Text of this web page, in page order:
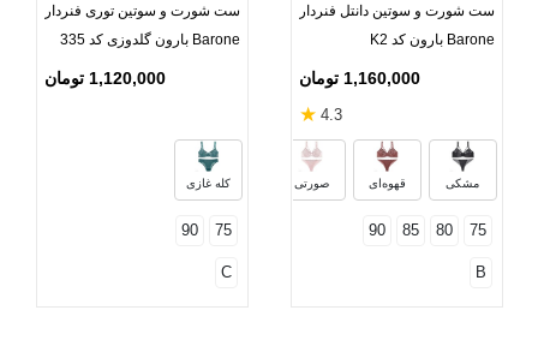
ست شورت و سوتین دانتل فنردار
Barone بارون کد K2
1,160,000 تومان
4.3
★
مشکی قهوه‌ای صورتی
75
80
85
90
B
ست شورت و سوتین توری فنردار
Barone بارون گلدوزی کد 335
1,120,000 تومان
کله غازی
75
90
C